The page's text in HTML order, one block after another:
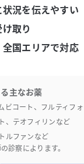
況を伝えやすい
取り
国エリアで対応
主なお薬
ビコート、フルティフ
、テオフィリンなど
ルファンなど
診察によります。